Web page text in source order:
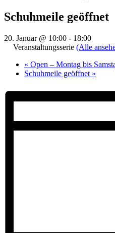
Schuhmeile geöffnet
20. Januar @ 10:00 - 18:00
Veranstaltungsserie (Alle
« Open – Montag bis
Schuhmeile geöffnet »